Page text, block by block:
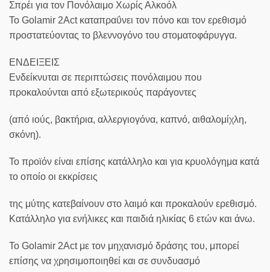
Σπρέι για τον Πονόλαιμο Χωρίς Αλκοόλ
Το Golamir 2Act καταπραΰνει τον πόνο και τον ερεθισμό
προστατεύοντας το βλεννογόνο του στοματοφάρυγγα.
ΕΝΔΕΙΞΕΙΣ
Ενδείκνυται σε περιπτώσεις πονόλαιμου που
προκαλούνται από εξωτερικούς παράγοντες
(από ιούς, βακτήρια, αλλεργιογόνα, καπνό, αιθαλομίχλη,
σκόνη).
Το προϊόν είναι επίσης κατάλληλο και για κρυολόγημα κατά
το οποίο οι εκκρίσεις
της μύτης κατεβαίνουν στο λαιμό και προκαλούν ερεθισμό.
Κατάλληλο για ενήλικες και παιδιά ηλικίας 6 ετών και άνω.
Το Golamir 2Act με τον μηχανισμό δράσης του, μπορεί
επίσης να χρησιμοποιηθεί και σε συνδυασμό